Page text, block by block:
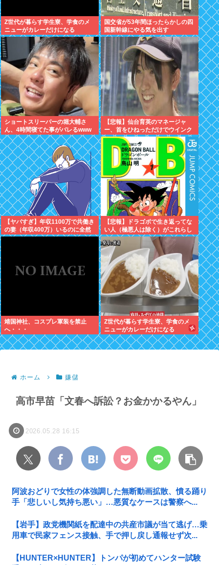
Z世代が暮らす学生寮、学食のメ
ニューがカレーだけになる
国交省が53年間ほったらかしの四
国新幹線にやる気を出す
ショートスリーパーの堀大輔さ
ん、4時間寝てた事がバレるwww
【悲報】仙台育英のマネージャ
ー、首をひねっただけでウインク
したことにされてしまうｗｗｗ
【ヤバすぎ】年収1100万で共働き
の妻（年収400万）いるのに全然
豪華な暮らしできない現実辛すぎ
【悲報】ドラゴボで生き返ってな
い人（極悪人は除く）がこれらし
いwww
靖国神社、コスプレ軍装を禁止
へ・・・
Z世代が暮らす学生寮、学食のメ
ニューがカレーだけになる
ホーム 嫌儲
高市早苗「文春へ訴訟？お金かかるやん」
2026.05.28 16:15
阿波おどりで女性の体強調した無断動画拡散、憤る踊り
手「悲しいし気持ち悪い」…悪質なケースは警察へ...
【岩手】政党機関紙を配達中の共産市議が当て逃げ…乗
用車で民家フェンス接触、手で押し戻し通報せず次...
【HUNTER×HUNTER】トンパが初めてハンター試験